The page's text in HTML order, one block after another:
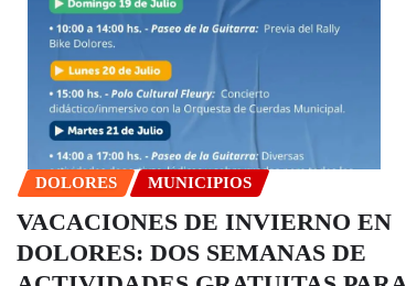
DOLORES MUNICIPIOS
VACACIONES DE INVIERNO EN
DOLORES: DOS SEMANAS DE